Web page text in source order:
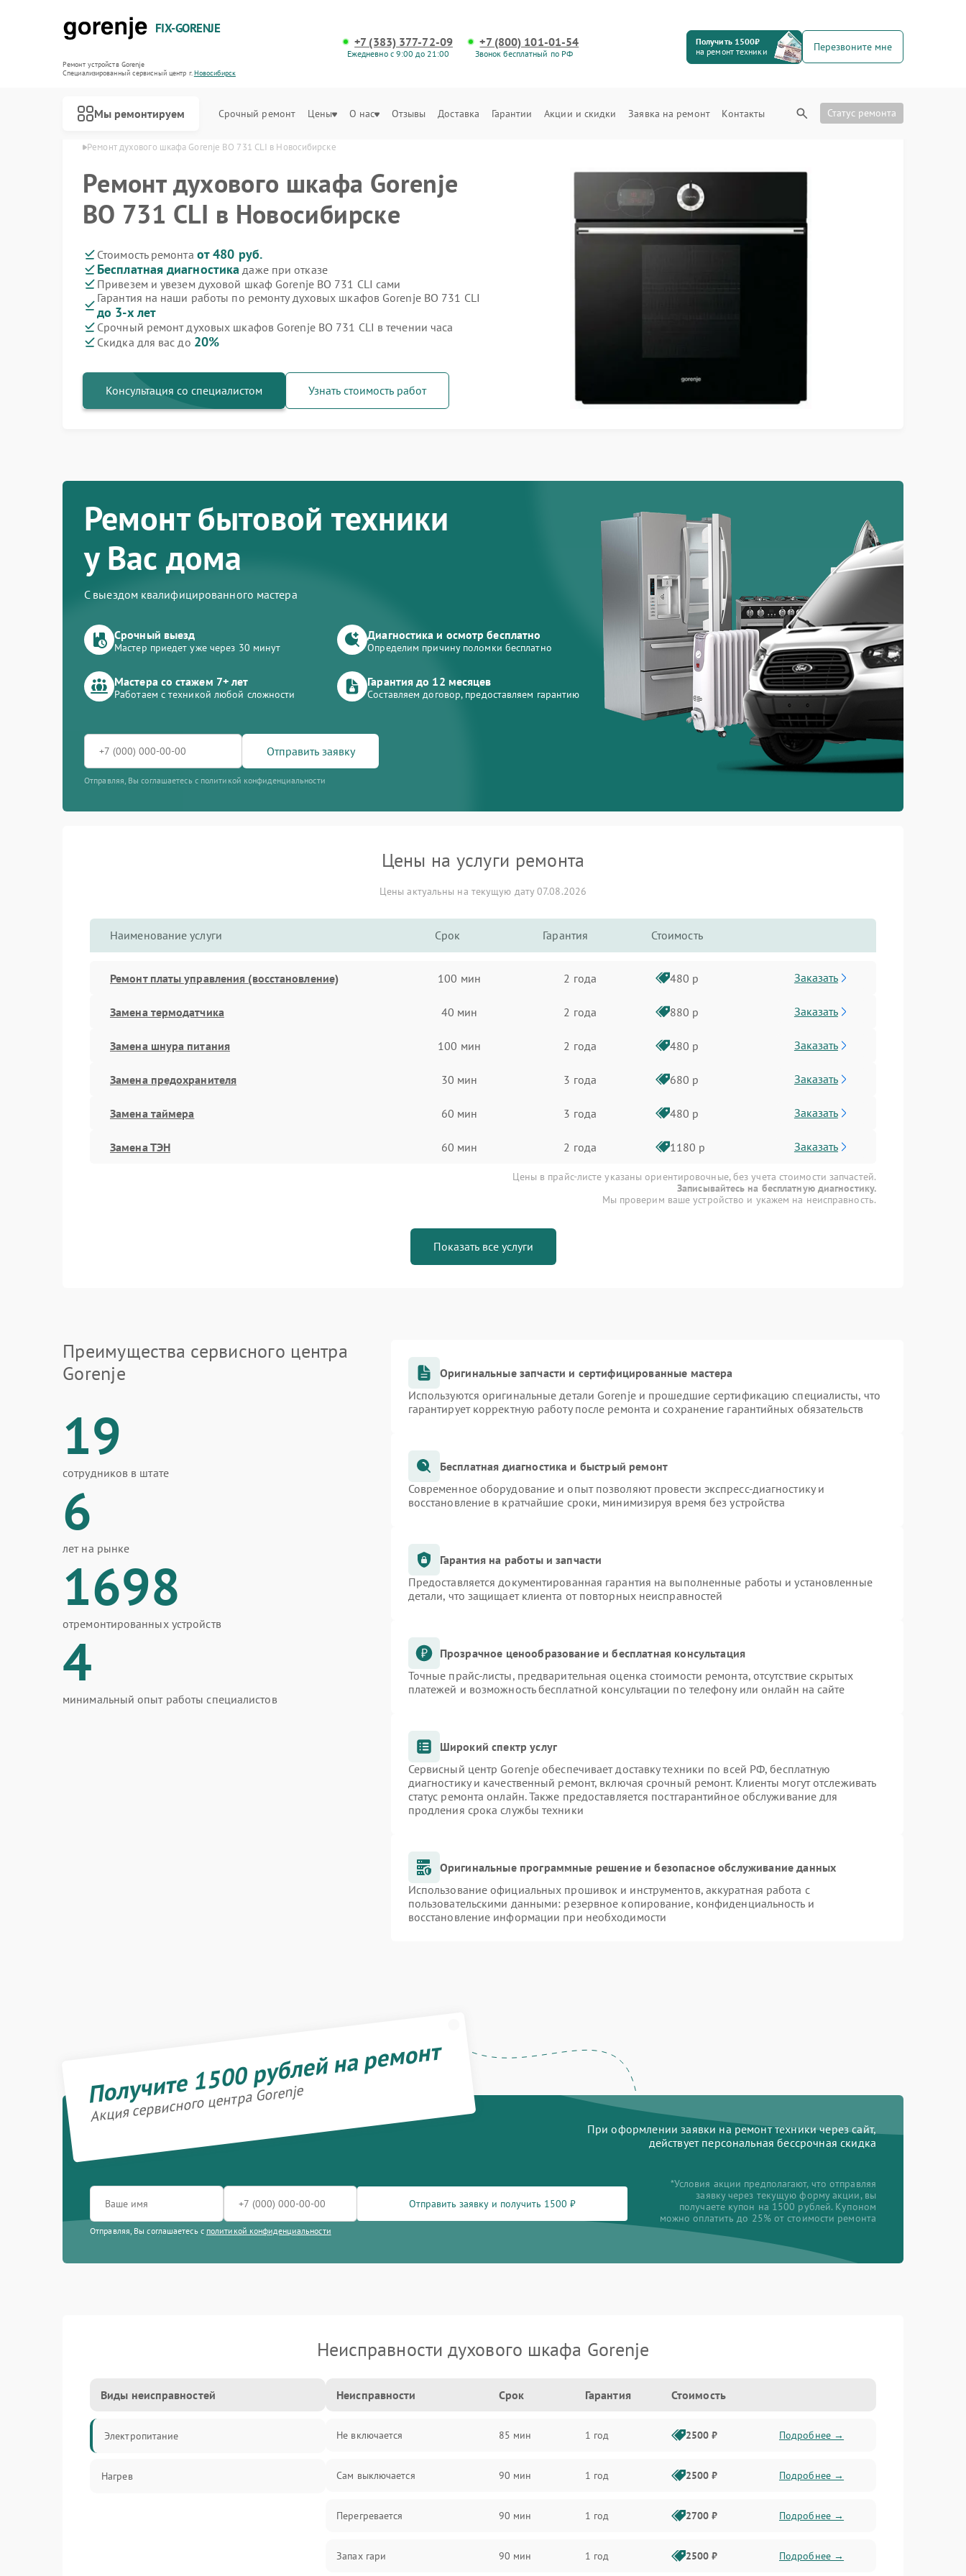
FIX-GORENJE
Ремонт устройств Gorenje
Специализированный cервисный центр г.Новосибирск
+7 (383) 377-72-09
Ежедневно с 9:00 до 21:00
+7 (800) 101-01-54
Звонок бесплатный по РФ
Получить 1500₽
на ремонт техники
Перезвоните мне
Мы ремонтируем Срочный ремонт Цены О нас Отзывы Доставка Гарантии Акции и скидки Заявка на ремонт Контакты Статус ремонта
в Новосибирске Ремонт духового шкафа Gorenje BO 731 CLI в Новосибирске
Ремонт духового шкафа Gorenje
BO 731 CLI в Новосибирске
Стоимость ремонта от 480 руб.
Бесплатная диагностика даже при отказе
Привезем и увезем духовой шкаф Gorenje BO 731 CLI сами
Гарантия на наши работы по ремонту духовых шкафов Gorenje BO 731 CLI
до 3-х лет
Срочный ремонт духовых шкафов Gorenje BO 731 CLI в течении часа
Скидка для вас до 20%
Консультация со специалистом Узнать стоимость работ
Ремонт бытовой техники
у Вас дома
С выездом квалифицированного мастера
Срочный выезд
Мастер приедет уже через 30 минут
Диагностика и осмотр бесплатно
Определим причину поломки бесплатно
Мастера со стажем 7+ лет
Работаем с техникой любой сложности
Гарантия до 12 месяцев
Составляем договор, предоставляем гарантию
Отправить заявку
Отправляя, Вы соглашаетесь с политикой конфиденциальности
Цены на услуги ремонта
Цены актуальны на текущую дату 07.08.2026
Наименование услуги Срок Гарантия Стоимость
Ремонт платы управления (восстановление) 100 мин 2 года 480 р Заказать
Замена термодатчика 40 мин 2 года 880 р Заказать
Замена шнура питания 100 мин 2 года 480 р Заказать
Замена предохранителя 30 мин 3 года 680 р Заказать
Замена таймера 60 мин 3 года 480 р Заказать
Замена ТЭН 60 мин 2 года 1180 р Заказать
Цены в прайс-листе указаны ориентировочные, без учета стоимости запчастей.
Записывайтесь на бесплатную диагностику.
Мы проверим ваше устройство и укажем на неисправность.
Показать все услуги
Преимущества сервисного центра
Gorenje
19
сотрудников в штате
6
лет на рынке
1698
отремонтированных устройств
4
минимальный опыт работы специалистов
Оригинальные запчасти и сертифицированные мастера
Используются оригинальные детали Gorenje и прошедшие сертификацию специалисты, что
гарантирует корректную работу после ремонта и сохранение гарантийных обязательств
Бесплатная диагностика и быстрый ремонт
Современное оборудование и опыт позволяют провести экспресс-диагностику и
восстановление в кратчайшие сроки, минимизируя время без устройства
Гарантия на работы и запчасти
Предоставляется документированная гарантия на выполненные работы и установленные
детали, что защищает клиента от повторных неисправностей
Прозрачное ценообразование и бесплатная консультация
Точные прайс-листы, предварительная оценка стоимости ремонта, отсутствие скрытых
платежей и возможность бесплатной консультации по телефону или онлайн на сайте
Широкий спектр услуг
Сервисный центр Gorenje обеспечивает доставку техники по всей РФ, бесплатную
диагностику и качественный ремонт, включая срочный ремонт. Клиенты могут отслеживать
статус ремонта онлайн. Также предоставляется постгарантийное обслуживание для
продления срока службы техники
Оригинальные программные решение и безопасное обслуживание данных
Использование официальных прошивок и инструментов, аккуратная работа с
пользовательскими данными: резервное копирование, конфиденциальность и
восстановление информации при необходимости
Получите 1500 рублей на ремонт
Акция сервисного центра Gorenje
При оформлении заявки на ремонт техники через сайт,
действует персональная бессрочная скидка
Отправить заявку и получить 1500 ₽
Отправляя, Вы соглашаетесь с политикой конфиденциальности
*Условия акции предполагают, что отправляя
заявку через текущую форму акции, вы
получаете купон на 1500 рублей. Купоном
можно оплатить до 25% от стоимости ремонта
Неисправности духового шкафа Gorenje
Виды неисправностей
Электропитание
Нагрев
Неисправности Срок Гарантия Стоимость
Не включается 85 мин 1 год 2500 ₽ Подробнее →
Сам выключается 90 мин 1 год 2500 ₽ Подробнее →
Перегревается 90 мин 1 год 2700 ₽ Подробнее →
Запах гари 90 мин 1 год 2500 ₽ Подробнее →